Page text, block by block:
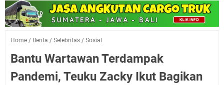
Home / Berita / Selebritas / Sosial
Bantu Wartawan Terdampak
Pandemi, Teuku Zacky Ikut Bagikan